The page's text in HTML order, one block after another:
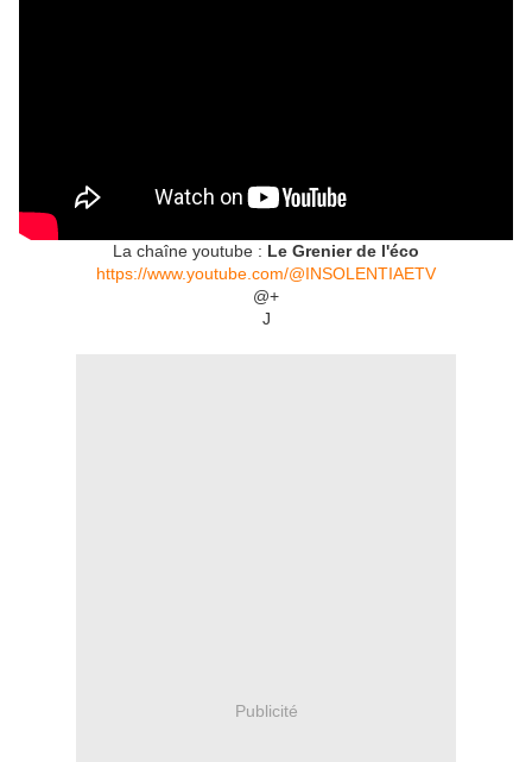
La chaîne youtube : Le Grenier de l'éco
https://www.youtube.com/@INSOLENTIAETV
@+
J
Publicité